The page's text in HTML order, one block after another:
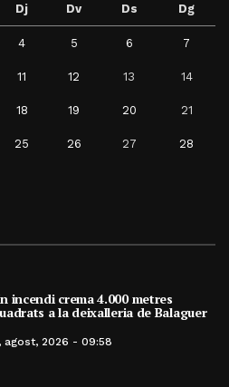
Dj Dv Ds Dg
4 5 6 7
11 12 13 14
18 19 20 21
25 26 27 28
incendi crema 4.000 metres
a la deixalleria de Balaguer
agost, 2026 - 09:58